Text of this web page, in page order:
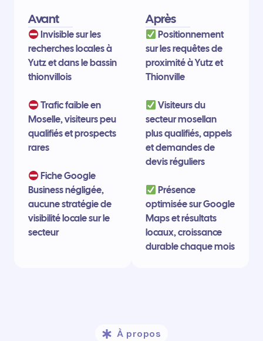
Avant
Invisible sur les
recherches locales à
Yutz et dans le bassin
thionvillois
Trafic faible en
Moselle, visiteurs peu
qualifiés et prospects
rares
Fiche Google
Business négligée,
aucune stratégie de
visibilité locale sur le
secteur
Après
Positionnement
sur les requêtes de
proximité à Yutz et
Thionville
Visiteurs du
secteur mosellan
plus qualifiés, appels
et demandes de
devis réguliers
Présence
optimisée sur Google
Maps et résultats
locaux, croissance
durable chaque mois
À propos